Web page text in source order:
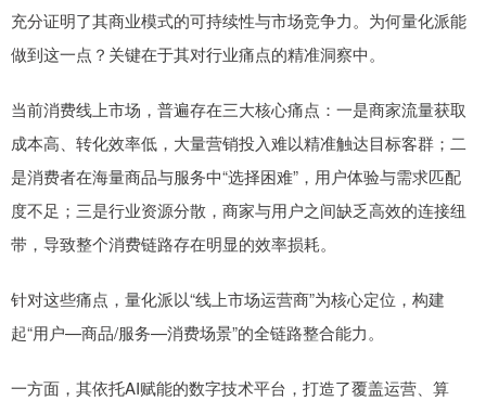
充分证明了其商业模式的可持续性与市场竞争力。为何量化派能
做到这一点？关键在于其对行业痛点的精准洞察中。
当前消费线上市场，普遍存在三大核心痛点：一是商家流量获取
成本高、转化效率低，大量营销投入难以精准触达目标客群；二
是消费者在海量商品与服务中“选择困难”，用户体验与需求匹配
度不足；三是行业资源分散，商家与用户之间缺乏高效的连接纽
带，导致整个消费链路存在明显的效率损耗。
针对这些痛点，量化派以“线上市场运营商”为核心定位，构建
起“用户—商品/服务—消费场景”的全链路整合能力。
一方面，其依托AI赋能的数字技术平台，打造了覆盖运营、算